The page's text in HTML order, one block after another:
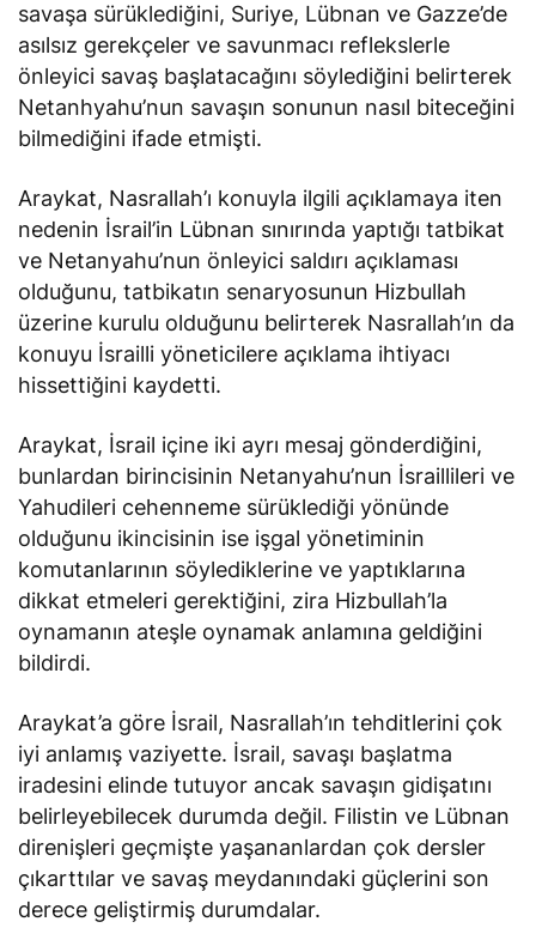
savaşa sürüklediğini, Suriye, Lübnan ve Gazze’de
asılsız gerekçeler ve savunmacı reflekslerle
önleyici savaş başlatacağını söylediğini belirterek
Netanhyahu’nun savaşın sonunun nasıl biteceğini
bilmediğini ifade etmişti.
Araykat, Nasrallah’ı konuyla ilgili açıklamaya iten
nedenin İsrail’in Lübnan sınırında yaptığı tatbikat
ve Netanyahu’nun önleyici saldırı açıklaması
olduğunu, tatbikatın senaryosunun Hizbullah
üzerine kurulu olduğunu belirterek Nasrallah’ın da
konuyu İsrailli yöneticilere açıklama ihtiyacı
hissettiğini kaydetti.
Araykat, İsrail içine iki ayrı mesaj gönderdiğini,
bunlardan birincisinin Netanyahu’nun İsraillileri ve
Yahudileri cehenneme sürüklediği yönünde
olduğunu ikincisinin ise işgal yönetiminin
komutanlarının söylediklerine ve yaptıklarına
dikkat etmeleri gerektiğini, zira Hizbullah’la
oynamanın ateşle oynamak anlamına geldiğini
bildirdi.
Araykat’a göre İsrail, Nasrallah’ın tehditlerini çok
iyi anlamış vaziyette. İsrail, savaşı başlatma
iradesini elinde tutuyor ancak savaşın gidişatını
belirleyebilecek durumda değil. Filistin ve Lübnan
direnişleri geçmişte yaşananlardan çok dersler
çıkarttılar ve savaş meydanındaki güçlerini son
derece geliştirmiş durumdalar.